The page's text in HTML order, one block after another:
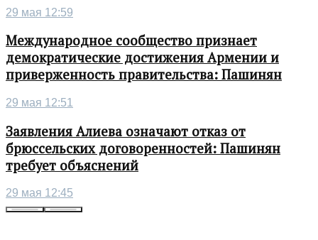
29 мая 12:59
Международное сообщество признает
демократические достижения Армении и
приверженность правительства: Пашинян
29 мая 12:51
Заявления Алиева означают отказ от
брюссельских договоренностей: Пашинян
требует объяснений
29 мая 12:45